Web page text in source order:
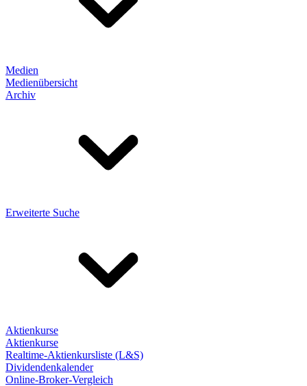
Medien
Medienübersicht
Archiv
Erweiterte Suche
Aktienkurse
Aktienkurse
Realtime-Aktienkursliste (L&S)
Dividendenkalender
Online-Broker-Vergleich